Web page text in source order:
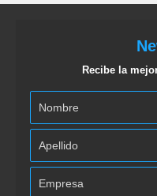
Recibe la